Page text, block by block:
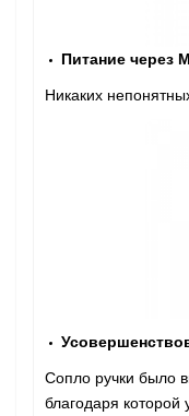
Питание через
Никаких
Сопло ручки было
благодаря которой